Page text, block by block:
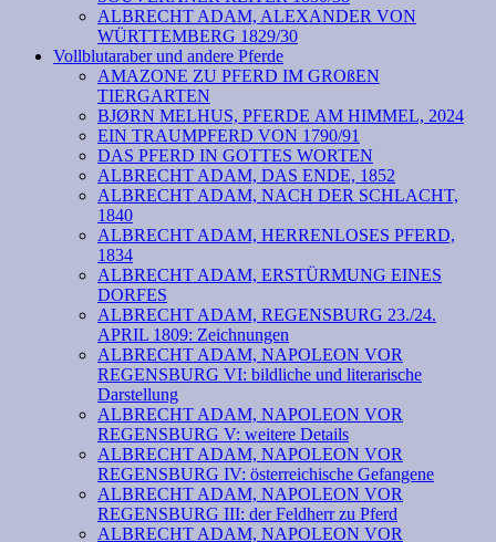
ALBRECHT ADAM, ALEXANDER VON
WÜRTTEMBERG 1829/30
Vollblutaraber und andere Pferde
AMAZONE ZU PFERD IM GROßEN
TIERGARTEN
BJØRN MELHUS, PFERDE AM HIMMEL, 2024
EIN TRAUMPFERD VON 1790/91
DAS PFERD IN GOTTES WORTEN
ALBRECHT ADAM, DAS ENDE, 1852
ALBRECHT ADAM, NACH DER SCHLACHT,
1840
ALBRECHT ADAM, HERRENLOSES PFERD,
1834
ALBRECHT ADAM, ERSTÜRMUNG EINES
DORFES
ALBRECHT ADAM, REGENSBURG 23./24.
APRIL 1809: Zeichnungen
ALBRECHT ADAM, NAPOLEON VOR
REGENSBURG VI: bildliche und literarische
Darstellung
ALBRECHT ADAM, NAPOLEON VOR
REGENSBURG V: weitere Details
ALBRECHT ADAM, NAPOLEON VOR
REGENSBURG IV: österreichische Gefangene
ALBRECHT ADAM, NAPOLEON VOR
REGENSBURG III: der Feldherr zu Pferd
ALBRECHT ADAM, NAPOLEON VOR